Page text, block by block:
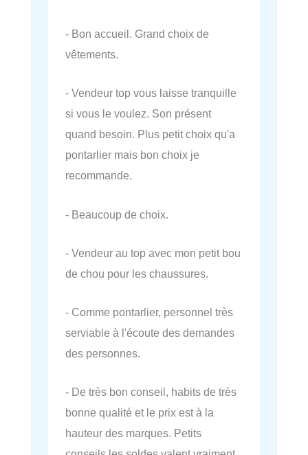
- Bon accueil. Grand choix de
vêtements.
- Vendeur top vous laisse tranquille
si vous le voulez. Son présent
quand besoin. Plus petit choix qu'a
pontarlier mais bon choix je
recommande.
- Beaucoup de choix.
- Vendeur au top avec mon petit bou
de chou pour les chaussures.
- Comme pontarlier, personnel très
serviable à l'écoute des demandes
des personnes.
- De très bon conseil, habits de très
bonne qualité et le prix est à la
hauteur des marques. Petits